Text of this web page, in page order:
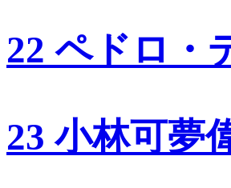
22 ペドロ・
23 小林可夢